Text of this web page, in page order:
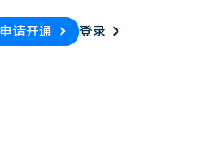
申请开通 登录